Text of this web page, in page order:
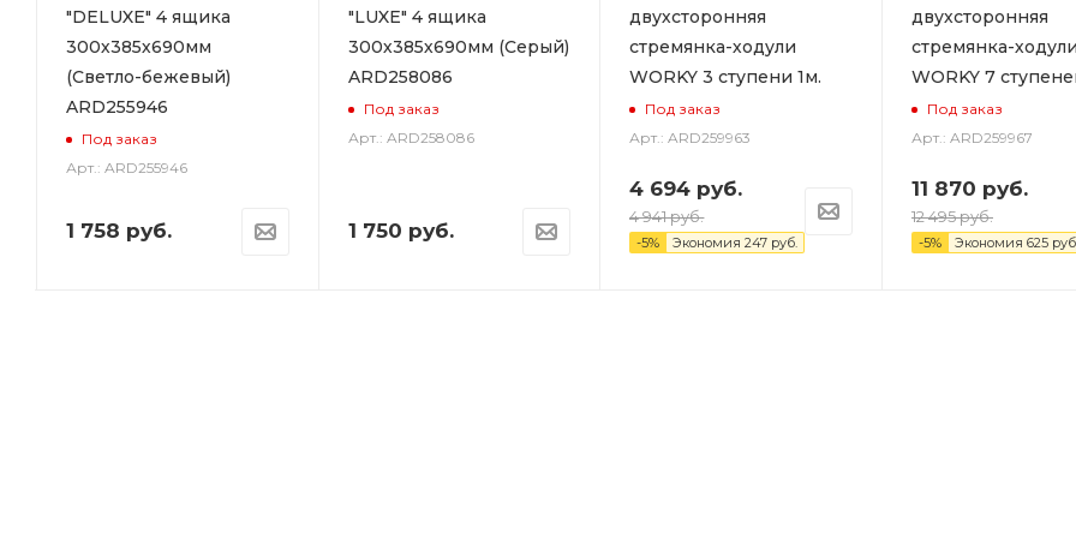
"DELUXE" 4 ящика
300х385х690мм
(Светло-бежевый)
ARD255946
Под заказ
Арт.: ARD255946
1 758 руб.
"LUXE" 4 ящика
300х385х690мм (Серый)
ARD258086
Под заказ
Арт.: ARD258086
1 750 руб.
двухсторонняя
стремянка-ходули
WORKY 3 ступени 1м.
Под заказ
Арт.: ARD259963
4 694 руб.
4 941руб.
-5% Экономия 247 руб.
двухсторонняя
стремянка-ходули
WORKY 7
Под заказ
Арт.: ARD259967
11 870 руб.
12 495руб.
-5% Экономия 625